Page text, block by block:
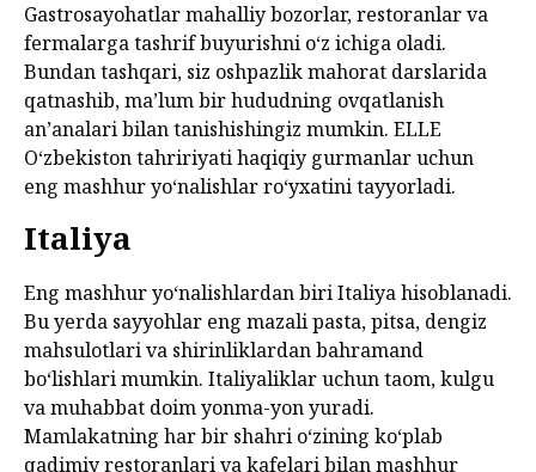
Gastrosayohatlar mahalliy bozorlar, restoranlar va
fermalarga tashrif buyurishni oʻz ichiga oladi.
Bundan tashqari, siz oshpazlik mahorat darslarida
qatnashib, maʼlum bir hududning ovqatlanish
anʼanalari bilan tanishishingiz mumkin. ELLE
Oʻzbekiston tahririyati haqiqiy gurmanlar uchun
eng mashhur yoʻnalishlar roʻyxatini tayyorladi.
Italiya
Eng mashhur yoʻnalishlardan biri Italiya hisoblanadi.
Bu yerda sayyohlar eng mazali pasta, pitsa, dengiz
mahsulotlari va shirinliklardan bahramand
boʻlishlari mumkin. Italiyaliklar uchun taom, kulgu
va muhabbat doim yonma-yon yuradi.
Mamlakatning har bir shahri oʻzining koʻplab
qadimiy restoranlari va kafelari bilan mashhur